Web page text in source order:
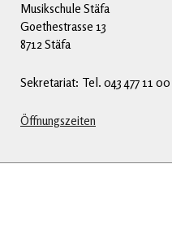
Musikschule Stäfa
Goethestrasse 13
8712 Stäfa
Sekretariat: Tel. 043 477 11 00
Öffnungszeiten